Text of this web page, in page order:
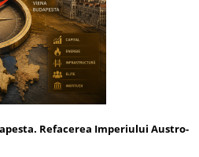
Refacerea Imperiului Austro-